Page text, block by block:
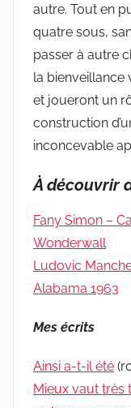
autre. Tout en
quatre sous,
passer à autre
la bienveillance
et joueront un
construction
inconcevable
À découvrir
Fany Simon –
Wonderwall
Ludovic
Alabama 1963
Mes écrits
Ainsi a-t-il été
Mieux vaut très